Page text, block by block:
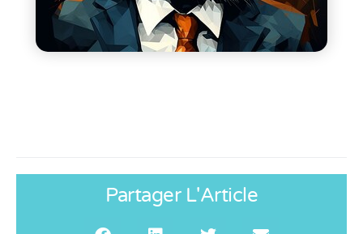
Partager L'Article